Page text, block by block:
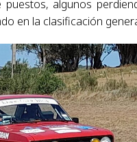
puestos, algunos
en la clasificación